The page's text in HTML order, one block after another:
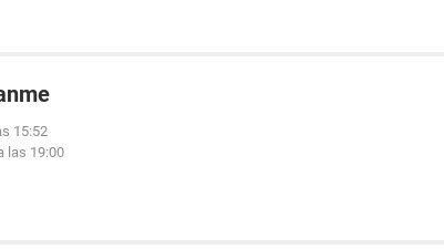
15:52
las 19:00